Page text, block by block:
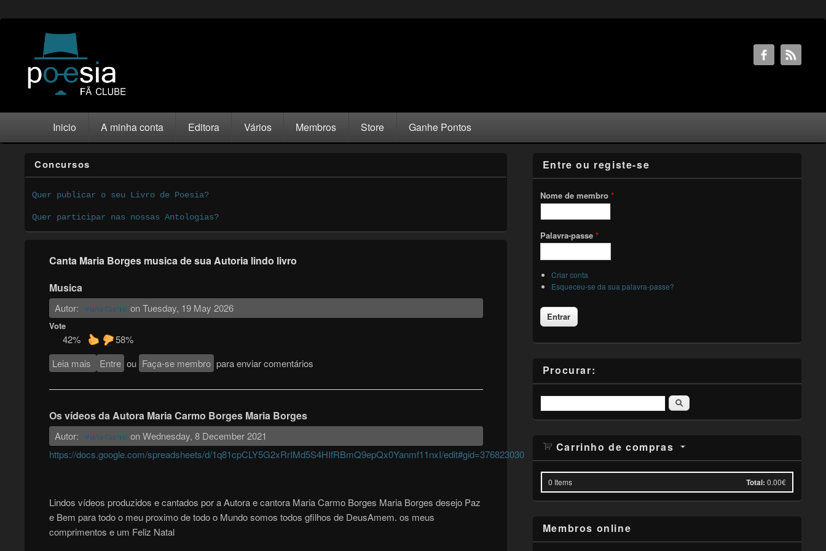
Inicio A minha conta Editora Vários Membros Store Ganhe Pontos
Concursos
Quer publicar o seu Livro de Poesia?
Quer participar nas nossas Antologias?
Canta Maria Borges musica de sua Autoria lindo livro
Musica
Autor: Maria Carmo on Tuesday, 19 May 2026
Vote
42%
58%
Leia mais sobre Musica
Entre ou Faça-se membro para enviar comentários
Os vídeos da Autora Maria Carmo Borges Maria Borges
Autor: Maria Carmo on Wednesday, 8 December 2021
https://docs.google.com/spreadsheets/d/1q81cpCLY5G2xRrIMd5S4HIfRBmQ9epQx0Yanmf11nxI/edit#gid=376823030
Lindos vídeos produzidos e cantados por a Autora e cantora Maria Carmo Borges Maria Borges desejo Paz
e Bem para todo o meu proximo de todo o Mundo somos todos gfilhos de DeusAmem. os meus
comprimentos e um Feliz Natal
Entre ou registe-se
Nome de membro *
Palavra-passe *
Criar conta
Esqueceu-se da sua palavra-passe?
Procurar:
Pesquisar
Carrinho de compras
0 Items Total: 0.00€
Membros online